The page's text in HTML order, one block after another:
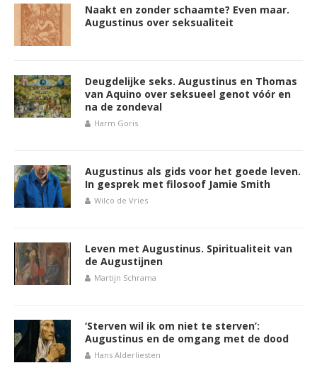
Naakt en zonder schaamte? Even maar.
Augustinus over seksualiteit
Deugdelijke seks. Augustinus en Thomas
van Aquino over seksueel genot vóór en
na de zondeval
Harm Goris
Augustinus als gids voor het goede leven.
In gesprek met filosoof Jamie Smith
Wilco de Vries
Leven met Augustinus. Spiritualiteit van
de Augustijnen
Martijn Schrama
‘Sterven wil ik om niet te sterven’:
Augustinus en de omgang met de dood
Hans Alderliesten